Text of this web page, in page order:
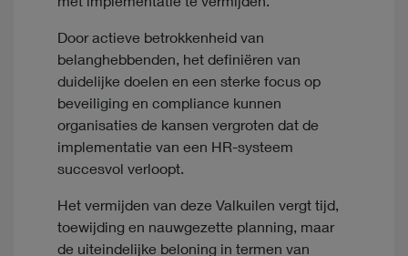
Door actieve betrokkenheid van
belanghebbenden, het definiëren van
duidelijke doelen en een sterke focus op
beveiliging en compliance kunnen
organisaties de kansen vergroten dat de
implementatie van een HR-systeem
succesvol verloopt.
Het vermijden van deze Valkuilen vergt tijd,
toewijding en nauwgezette planning, maar
de uiteindelijke beloning in termen van